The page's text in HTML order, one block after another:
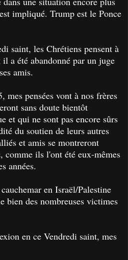
impliqué. Trump est le Ponce
saint, les Chrétiens pensent à
a été abandonné par un juge
amis.
mes pensées vont à nos frères
sans doute bientôt
et qui ne sont pas encore sûrs
du soutien de leurs autres
et amis se montreront
comme ils l'ont été eux-mêmes
années.
en Israël/Palestine
bien des nombreuses victimes
en ce Vendredi saint, mes